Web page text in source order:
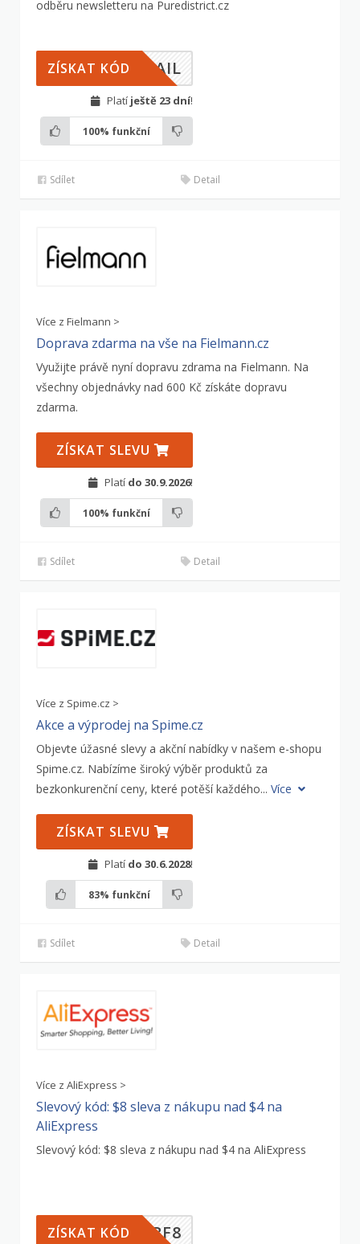
odběru newsletteru na Puredistrict.cz
MAIL
ZÍSKAT KÓD
Platí ještě 23 dní!
100% funkční
Sdílet Detail
Více z Fielmann >
Doprava zdarma na vše na Fielmann.cz
Využijte právě nyní dopravu zdrama na Fielmann. Na
všechny objednávky nad 600 Kč získáte dopravu
zdarma.
ZÍSKAT SLEVU
Platí do 30.9.2026!
100% funkční
Sdílet Detail
Více z Spime.cz >
Akce a výprodej na Spime.cz
Objevte úžasné slevy a akční nabídky v našem e-shopu
Spime.cz. Nabízíme široký výběr produktů za
bezkonkurenční ceny, které potěší každého... Více
ZÍSKAT SLEVU
Platí do 30.6.2028!
83% funkční
Sdílet Detail
Více z AliExpress >
Slevový kód: $8 sleva z nákupu nad $4 na
AliExpress
Slevový kód: $8 sleva z nákupu nad $4 na AliExpress
BF8
ZÍSKAT KÓD